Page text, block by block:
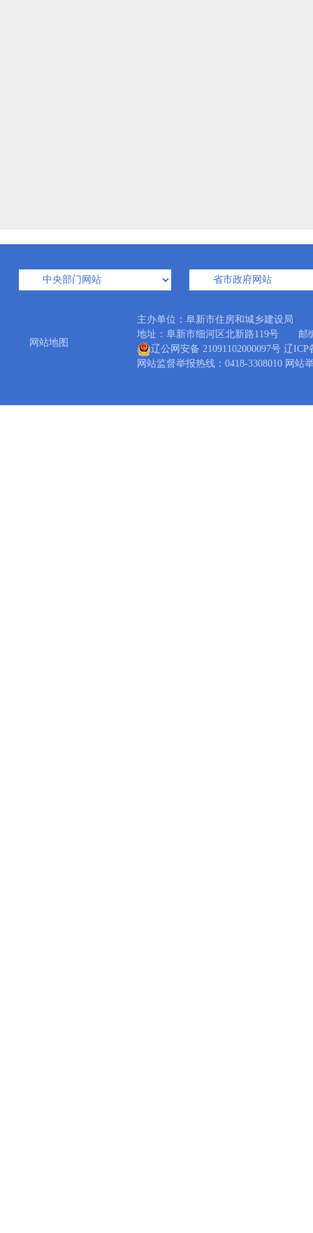
网站地图
主办单位：阜新市住房和城乡建设局
地址：阜新市细河区北新路119号 邮
辽公网安备 21091102000097号 辽ICP
网站监督举报热线：0418-3308010 网站